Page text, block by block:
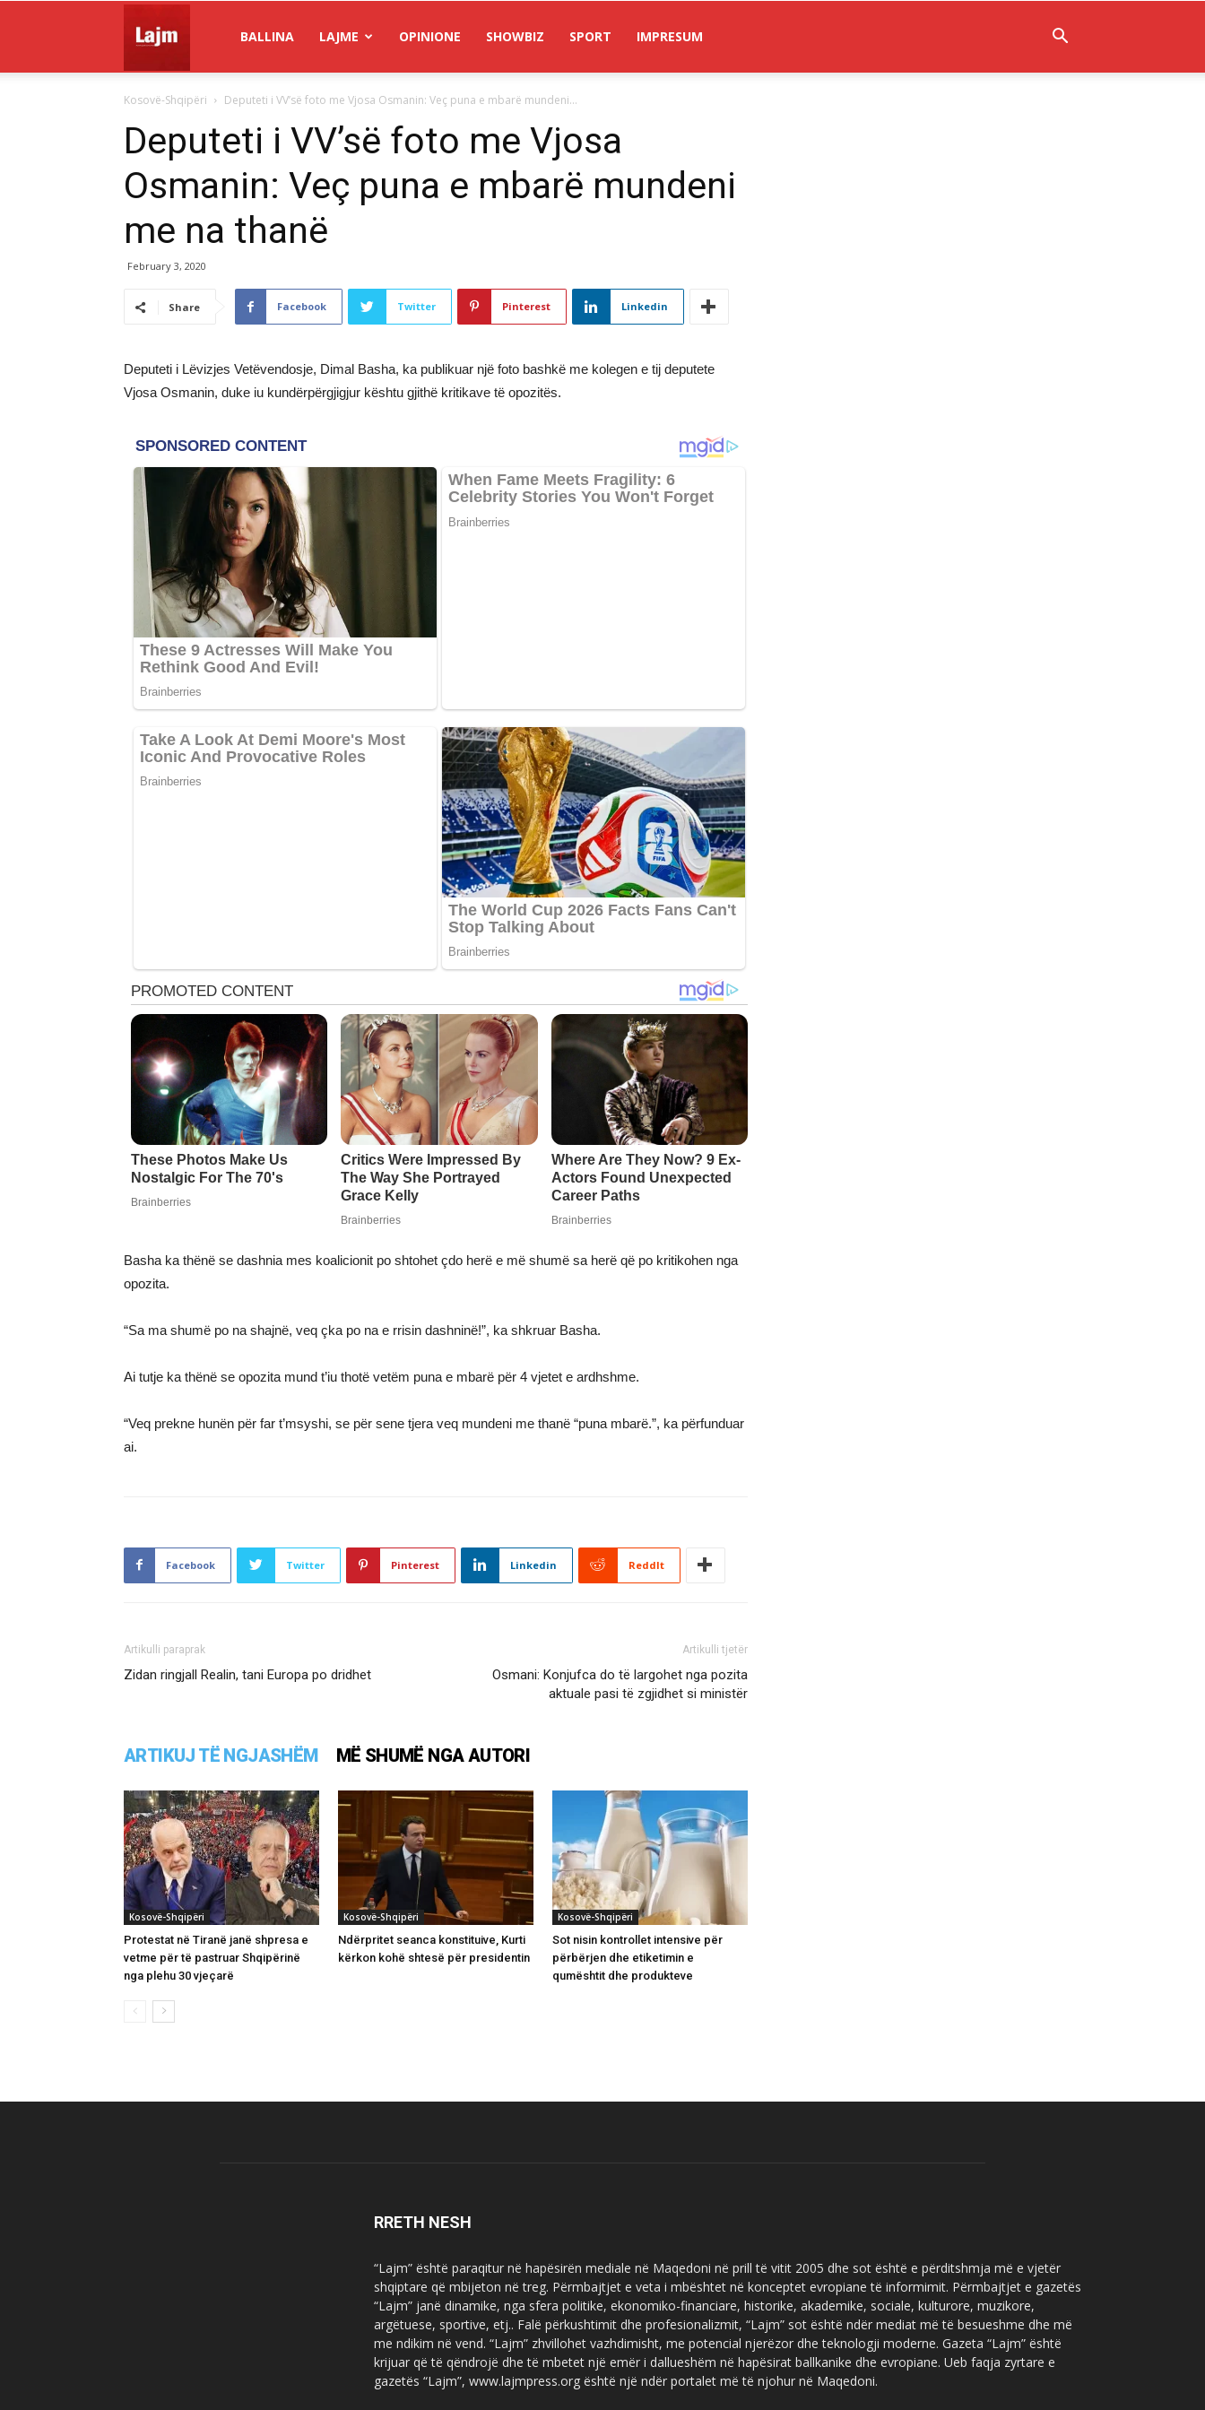
Lajm
BALLINA LAJME OPINIONE SHOWBIZ SPORT IMPRESUM
Kosovë-Shqipëri Deputeti i VV’së foto me Vjosa Osmanin: Veç puna e mbarë mundeni...
Deputeti i VV’së foto me Vjosa
Osmanin: Veç puna e mbarë mundeni
me na thanë
February 3, 2020
Share Facebook Twitter Pinterest Linkedin
Deputeti i Lëvizjes Vetëvendosje, Dimal Basha, ka publikuar një foto bashkë me kolegen e tij deputete
Vjosa Osmanin, duke iu kundërpërgjigjur kështu gjithë kritikave të opozitës.
Basha ka thënë se dashnia mes koalicionit po shtohet çdo herë e më shumë sa herë që po kritikohen nga
opozita.
“Sa ma shumë po na shajnë, veq çka po na e rrisin dashninë!”, ka shkruar Basha.
Ai tutje ka thënë se opozita mund t’iu thotë vetëm puna e mbarë për 4 vjetet e ardhshme.
“Veq prekne hunën për far t’msyshi, se për sene tjera veq mundeni me thanë “puna mbarë.”, ka përfunduar
ai.
Facebook Twitter Pinterest Linkedin ReddIt
Artikulli paraprak
Zidan ringjall Realin, tani Europa po dridhet
Artikulli tjetër
Osmani: Konjufca do të largohet nga pozita
aktuale pasi të zgjidhet si ministër
ARTIKUJ TË NGJASHËM MË SHUMË NGA AUTORI
Kosovë-Shqipëri
Protestat në Tiranë janë shpresa e
vetme për të pastruar Shqipërinë
nga plehu 30 vjeçarë
Kosovë-Shqipëri
Ndërpritet seanca konstituive, Kurti
kërkon kohë shtesë për presidentin
Kosovë-Shqipëri
Sot nisin kontrollet intensive për
përbërjen dhe etiketimin e
qumështit dhe produkteve
RRETH NESH
“Lajm” është paraqitur në hapësirën mediale në Maqedoni në prill të vitit 2005 dhe sot është e përditshmja më e vjetër
shqiptare që mbijeton në treg. Përmbajtjet e veta i mbështet në konceptet evropiane të informimit. Përmbajtjet e gazetës
“Lajm” janë dinamike, nga sfera politike, ekonomiko-financiare, historike, akademike, sociale, kulturore, muzikore,
argëtuese, sportive, etj.. Falë përkushtimit dhe profesionalizmit, “Lajm” sot është ndër mediat më të besueshme dhe më
me ndikim në vend. “Lajm” zhvillohet vazhdimisht, me potencial njerëzor dhe teknologji moderne. Gazeta “Lajm” është
krijuar që të qëndrojë dhe të mbetet një emër i dallueshëm në hapësirat ballkanike dhe evropiane. Ueb faqja zyrtare e
gazetës “Lajm”, www.lajmpress.org është një ndër portalet më të njohur në Maqedoni.